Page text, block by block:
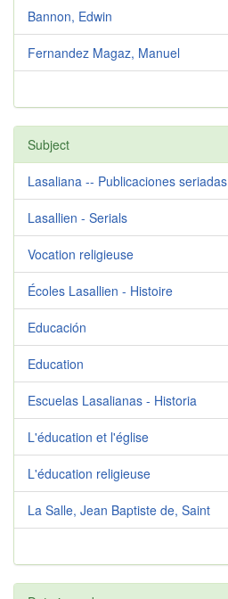
Bannon, Edwin
Fernandez Magaz, Manuel
Subject
Lasaliana -- Publicaciones seriadas
Lasallien - Serials
Vocation religieuse
Écoles Lasallien - Histoire
Educación
Education
Escuelas Lasalianas - Historia
L'éducation et l'église
L'éducation religieuse
La Salle, Jean Baptiste de, Saint